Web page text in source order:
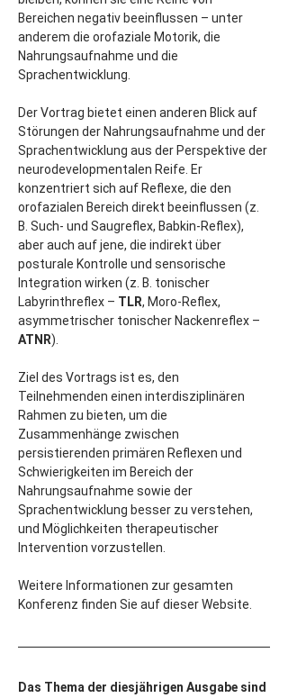
Bereichen negativ beeinflussen – unter
anderem die orofaziale Motorik, die
Nahrungsaufnahme und die
Sprachentwicklung.
Der Vortrag bietet einen anderen Blick auf
Störungen der Nahrungsaufnahme und der
Sprachentwicklung aus der Perspektive der
neurodevelopmentalen Reife. Er
konzentriert sich auf Reflexe, die den
orofazialen Bereich direkt beeinflussen (z.
B. Such- und Saugreflex, Babkin-Reflex),
aber auch auf jene, die indirekt über
posturale Kontrolle und sensorische
Integration wirken (z. B. tonischer
Labyrinthreflex – TLR, Moro-Reflex,
asymmetrischer tonischer Nackenreflex –
ATNR).
Ziel des Vortrags ist es, den
Teilnehmenden einen interdisziplinären
Rahmen zu bieten, um die
Zusammenhänge zwischen
persistierenden primären Reflexen und
Schwierigkeiten im Bereich der
Nahrungsaufnahme sowie der
Sprachentwicklung besser zu verstehen,
und Möglichkeiten therapeutischer
Intervention vorzustellen.
Weitere Informationen zur gesamten
Konferenz finden Sie auf dieser Website.
Das Thema der diesjährigen Ausgabe sind